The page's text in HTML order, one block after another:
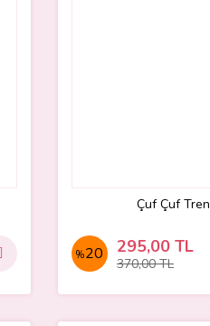
Çuf Çuf Tren
%20 295,00 TL
370,00 TL